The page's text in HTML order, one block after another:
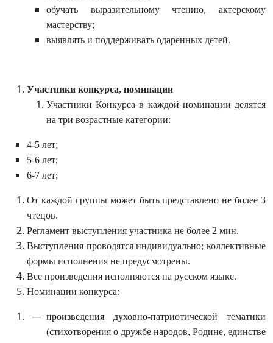
обучать выразительному чтению, актерскому
мастерству;
выявлять и поддерживать одаренных детей.
Участники конкурса, номинации
Участники Конкурса в каждой номинации делятся
на три возрастные категории:
4-5 лет;
5-6 лет;
6-7 лет;
От каждой группы может быть представлено не более 3
чтецов.
Регламент выступления участника не более 2 мин.
Выступления проводятся индивидуально; коллективные
формы исполнения не предусмотрены.
Все произведения исполняются на русском языке.
Номинации конкурса:
произведения духовно-патриотической тематики
(стихотворения о дружбе народов, Родине, единстве